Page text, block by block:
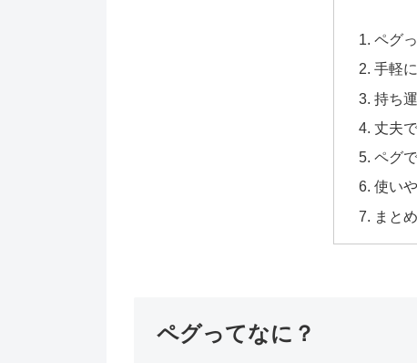
ペグ
手軽
持ち
丈夫
ペグ
使い
まとめ
ペグってなに？